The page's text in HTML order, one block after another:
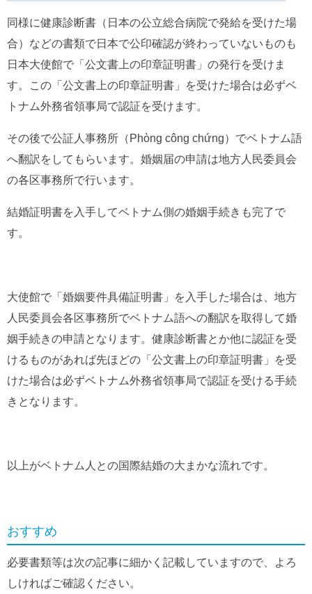
同様に健康診断書（日本の公立総合病院で発給を受けた場
合）などの書類で日本で公印確認が終わっていないものも
日本大使館で「公文書上の印章証明書」の発行を受けま
す。この「公文書上の印章証明書」を受けた場合は必ずベ
トナム外務省領事局で認証を受けます。
その後で公証人事務所（Phòng công chứng）でベトナム語
へ翻訳をしてもらいます。婚姻届の申請は地方人民委員会
の各区事務所で行います。
結婚証明書を入手してベトナム側の婚姻手続きも完了で
す。
大使館で「婚姻要件具備証明書」を入手した場合は、地方
人民委員会各区事務所でベトナム語への翻訳を取得して婚
姻手続きの申請となります。健康診断書とか他に認証を受
けるものがあれば先ほどの「公文書上の印章証明書」を受
けた場合は必ずベトナム外務省領事局で認証を受ける手続
きとなります。
以上がベトナム人との国際結婚の大まかな流れです。
おすすめ
必要書類等は次の記事に細かく記載していますので、よろ
しければご確認ください。